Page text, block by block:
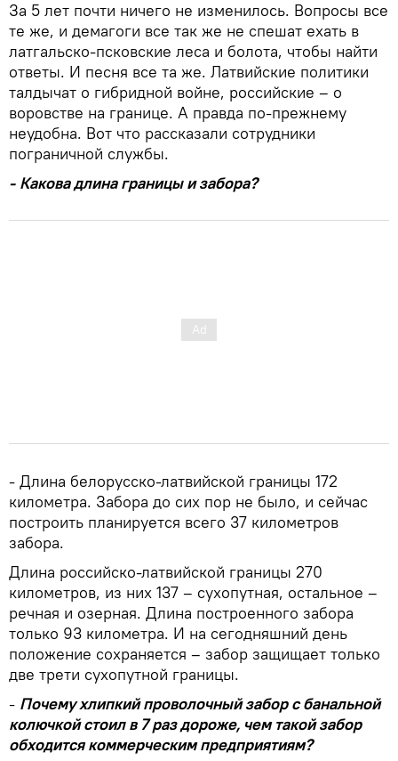
За 5 лет почти ничего не изменилось. Вопросы все
те же, и демагоги все так же не спешат ехать в
латгальско-псковские леса и болота, чтобы найти
ответы. И песня все та же. Латвийские политики
талдычат о гибридной войне, российские – о
воровстве на границе. А правда по-прежнему
неудобна. Вот что рассказали сотрудники
пограничной службы.
- Какова длина границы и забора?
- Длина белорусско-латвийской границы 172
километра. Забора до сих пор не было, и сейчас
построить планируется всего 37 километров
забора.
Длина российско-латвийской границы 270
километров, из них 137 – сухопутная, остальное –
речная и озерная. Длина построенного забора
только 93 километра. И на сегодняшний день
положение сохраняется – забор защищает только
две трети сухопутной границы.
- Почему хлипкий проволочный забор с банальной
колючкой стоил в 7 раз дороже, чем такой забор
обходится коммерческим предприятиям?